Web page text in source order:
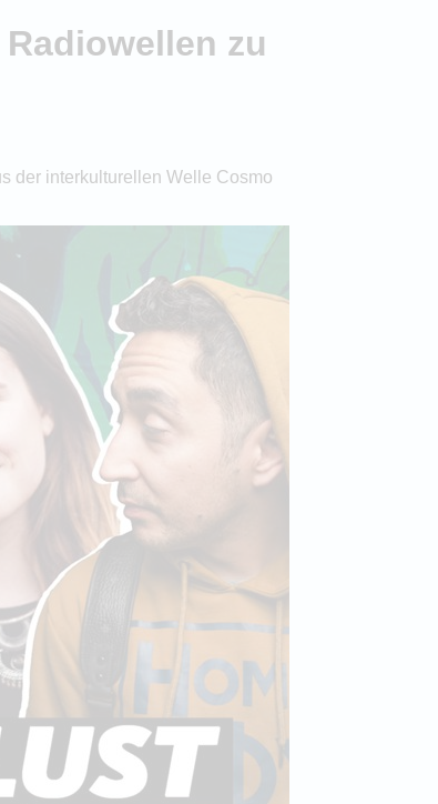
zu
der interkulturellen Welle Cosmo